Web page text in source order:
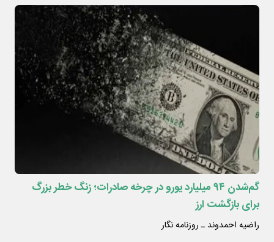
گم‌شدن ۹۴ میلیارد یورو در چرخه صادرات؛ زنگ خطر بزرگ
برای بازگشت ارز
راضیه احمدوند ـ روزنامه نگار